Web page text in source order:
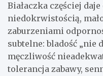
Białaczka częściej
niedokrwistością,
zaburzeniami
subtelne: bladość „nie
męczliwość
tolerancja zabawy,